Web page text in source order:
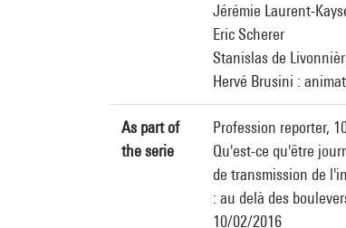
Jérémie Laurent-
Eric Scherer
Stanislas de
Hervé Brusini :
As part of
the serie
Profession reporter,
Qu'est-ce qu'être
de transmission de
: au delà des
10/02/2016